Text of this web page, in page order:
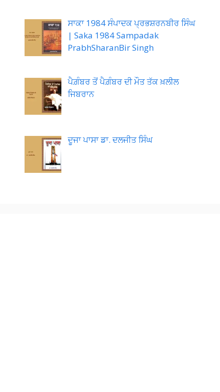
ਸਾਕਾ 1984 ਸੰਪਾਦਕ ਪ੍ਰਭਸ਼ਰਨਬੀਰ ਸਿੰਘ
| Saka 1984 Sampadak
PrabhSharanBir Singh
ਪੈਗ਼ੰਬਰ ਤੋਂ ਪੈਗ਼ੰਬਰ ਦੀ ਮੌਤ ਤੱਕ ਖ਼ਲੀਲ
ਜਿਬਰਾਨ
ਦੂਜਾ ਪਾਸਾ ਡਾ. ਦਲਜੀਤ ਸਿੰਘ